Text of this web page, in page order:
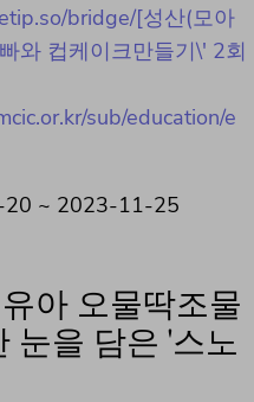
bridge/[성산(모아
와 컵케이크만들기\' 2회
sub/education/e
20 ~ 2023-11-25
아 오물딱조물
눈을 담은 '스노